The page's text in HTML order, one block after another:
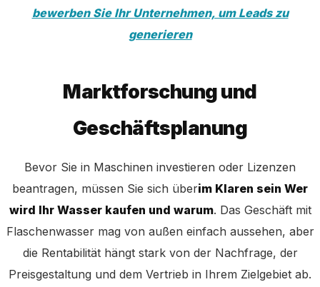
bewerben Sie Ihr Unternehmen, um Leads zu
generieren
Marktforschung und
Geschäftsplanung
Bevor Sie in Maschinen investieren oder Lizenzen
beantragen, müssen Sie sich überim Klaren sein Wer
wird Ihr Wasser kaufen und warum. Das Geschäft mit
Flaschenwasser mag von außen einfach aussehen, aber
die Rentabilität hängt stark von der Nachfrage, der
Preisgestaltung und dem Vertrieb in Ihrem Zielgebiet ab.